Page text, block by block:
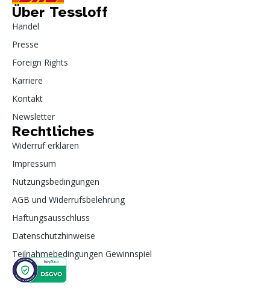
Über Tessloff
Handel
Presse
Foreign Rights
Karriere
Kontakt
Newsletter
Rechtliches
Widerruf erklären
Impressum
Nutzungsbedingungen
AGB und Widerrufsbelehrung
Haftungsausschluss
Datenschutzhinweise
Teilnahmebedingungen Gewinnspiel